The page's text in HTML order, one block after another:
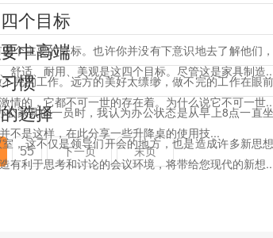
个目标
个主要的目标。也许你并没有下意识地去了解他们
舒适、耐用、美观是这四个目标。尽管这是家具制造
中高端
完的工作。远方的美好太缥缈，做不完的工作在眼
情的，它都不可一世的存在着。为什么说它不可一世
惯
家具的一员时，我认为办公状态是从早上8点一直
不是这样，在此分享一些升降桌的使用技...
选择
，这不仅是领导们开会的地方，也是造成许多新思
有利于思考和讨论的会议环境，将带给您现代的新想
55 下一页 末页